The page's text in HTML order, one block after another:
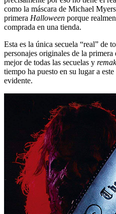
como la máscara de Michael
primera Halloween porque
comprada en una tienda.
Esta es la única secuela “real” de
personajes originales de la
mejor de todas las secuelas y
tiempo ha puesto en su lugar a
evidente.